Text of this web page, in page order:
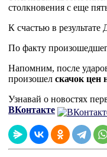
столкновения с еще
К счастью в
По факту
Напомним, после
произошел скачок цен
Узнавай о новостях
ВКонтакте